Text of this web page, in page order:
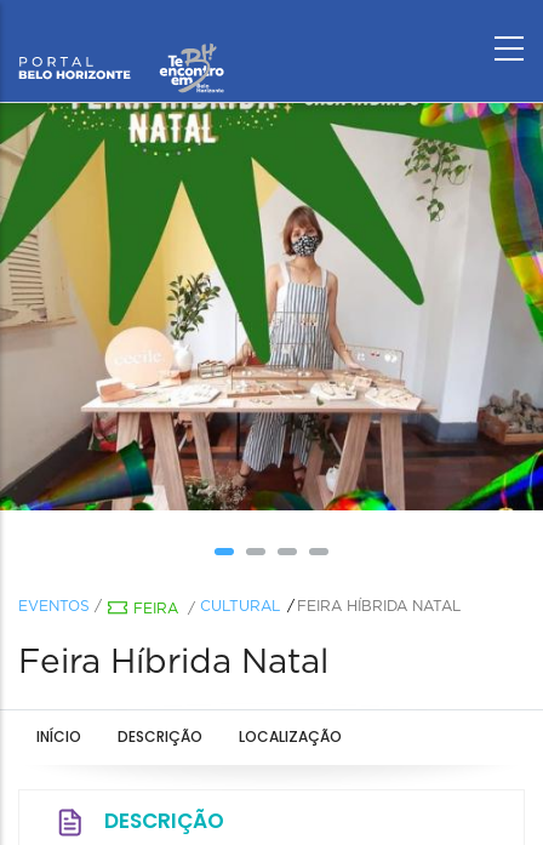
EVENTOS / FEIRA / CULTURAL FEIRA HÍBRIDA NATAL
Feira Híbrida Natal
INÍCIO DESCRIÇÃO LOCALIZAÇÃO
DESCRIÇÃO